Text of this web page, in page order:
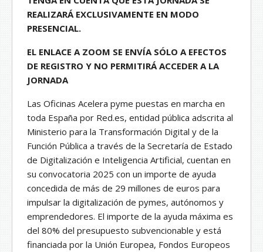
REALIZARÁ EXCLUSIVAMENTE EN MODO
PRESENCIAL.
EL ENLACE A ZOOM SE ENVÍA SÓLO A EFECTOS
DE REGISTRO Y NO PERMITIRÁ ACCEDER A LA
JORNADA
Las Oficinas Acelera pyme puestas en marcha en
toda España por Red.es, entidad pública adscrita al
Ministerio para la Transformación Digital y de la
Función Pública a través de la Secretaría de Estado
de Digitalización e Inteligencia Artificial, cuentan en
su convocatoria 2025 con un importe de ayuda
concedida de más de 29 millones de euros para
impulsar la digitalización de pymes, autónomos y
emprendedores. El importe de la ayuda máxima es
del 80% del presupuesto subvencionable y está
financiada por la Unión Europea, Fondos Europeos